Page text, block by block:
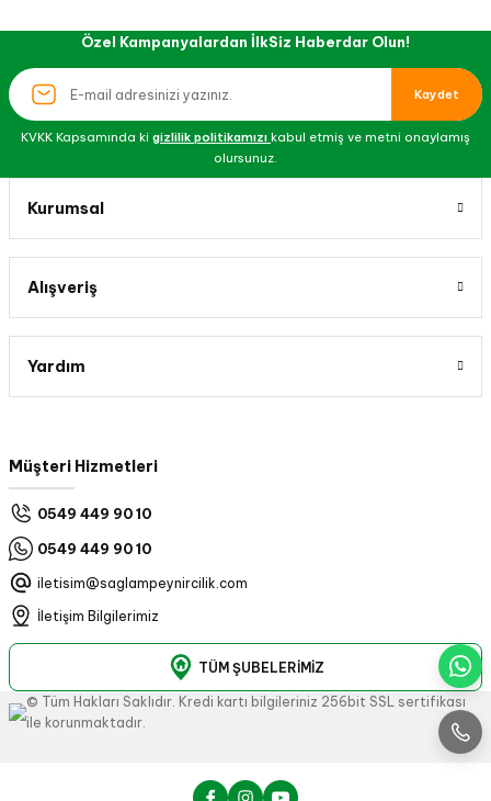
Özel Kampanyalardan İlkSiz Haberdar Olun!
Kaydet
KVKK Kapsamında ki gizlilik politikamızı kabul etmiş ve metni onaylamış
olursunuz.
Kurumsal
Alışveriş
Yardım
Müşteri Hizmetleri
0549 449 90 10
0549 449 90 10
iletisim@saglampeynircilik.com
İletişim Bilgilerimiz
TÜM ŞUBELERİMİZ
© Tüm Hakları Saklıdır. Kredi kartı bilgileriniz 256bit SSL sertifikası
ile korunmaktadır.